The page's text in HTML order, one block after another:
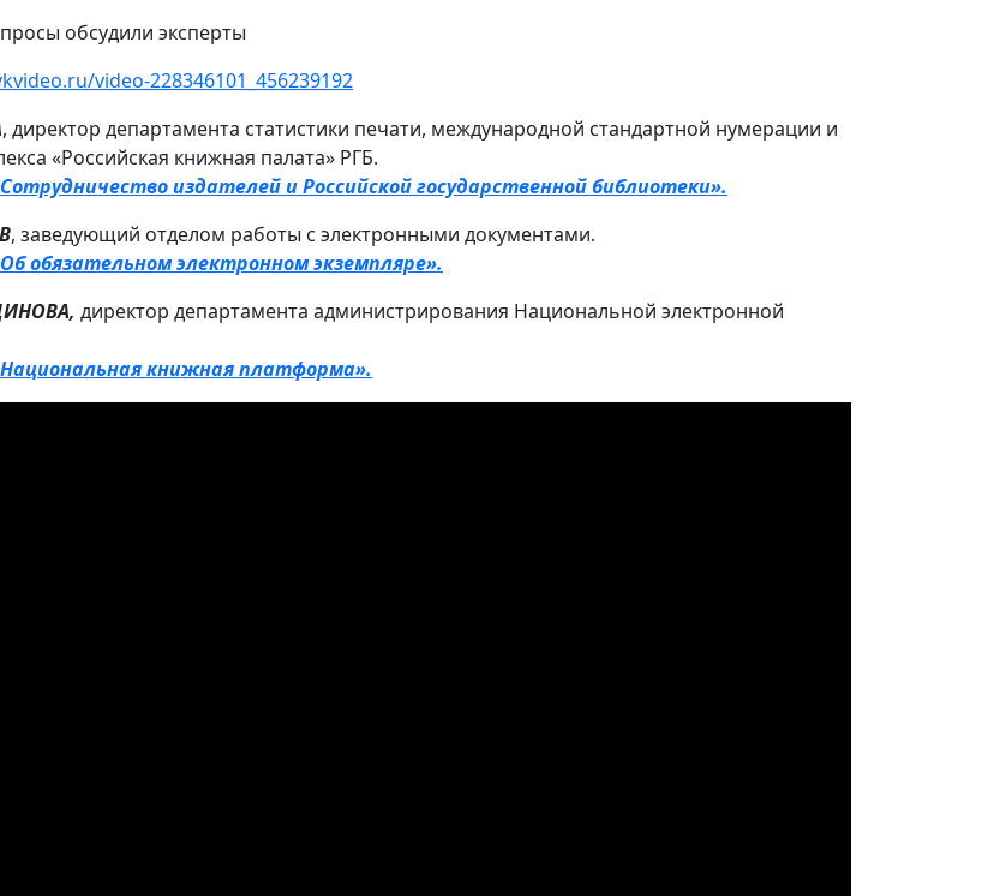
обсудили эксперты
video-228346101_456239192
, директор департамента статистики печати, международной стандартной нумерации и
«Российская книжная палата» РГБ.
издателей и Российской государственной библиотеки».
, заведующий отделом работы с электронными документами.
обязательном электронном экземпляре».
директор департамента администрирования Национальной электронной
книжная платформа».